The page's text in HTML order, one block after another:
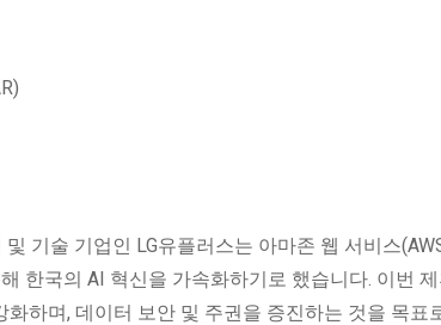
및 기술 기업인 LG유플러스는 아마존 웹 서비스
한국의 AI 혁신을 가속화하기로 했습니다. 이번
화하며, 데이터 보안 및 주권을 증진하는 것을 목표